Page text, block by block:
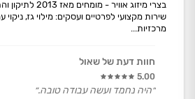
בצרי מיזוג אוויר
שירות מקצועי לפרטיים ועסקים: מילוי גז, ניקוי
מרכזיות...
חוות דעת של שאול
5.00
״היה נחמד ועשה עבודה טובה.״